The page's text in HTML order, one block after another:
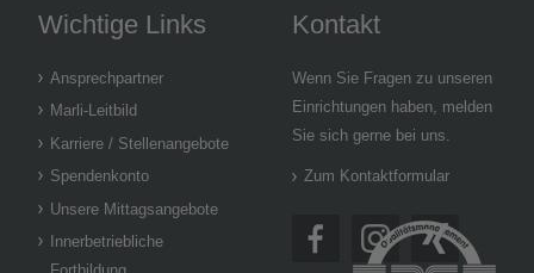
Wichtige Links
Ansprechpartner
Marli-Leitbild
Karriere / Stellenangebote
Spendenkonto
Unsere Mittagsangebote
Innerbetriebliche
Kontakt
Wenn Sie Fragen zu unseren
Einrichtungen haben, melden
Sie sich gerne bei uns.
Zum Kontaktformular